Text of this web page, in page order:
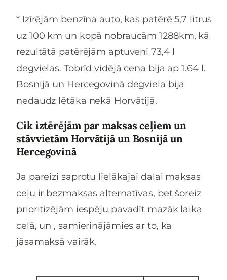
* Izīrējām benzīna auto, kas patērē 5,7 litrus
uz 100 km un kopā nobraucām 1288km, kā
rezultātā patērējām aptuveni 73,4 l
degvielas. Tobrīd vidējā cena bija ap 1.64 l.
Bosnijā un Hercegovinā degviela bija
nedaudz lētāka nekā Horvātijā.
Cik iztērējām par maksas ceļiem un
stāvvietām Horvātijā un Bosnijā un
Hercegovinā
Ja pareizi saprotu lielākajai daļai maksas
ceļu ir bezmaksas alternatīvas, bet šoreiz
prioritizējām iespēju pavadīt mazāk laika
ceļā, un , samierinājāmies ar to, ka
jāsamaksā vairāk.